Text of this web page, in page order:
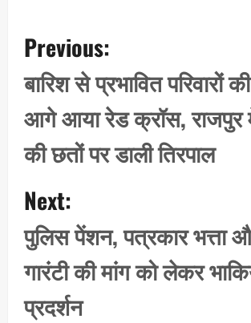
o
s
t
n
a
v
i
g
a
t
i
o
Previous:
बारिश से प्रभावित परिवारों
आगे आया रेड क्रॉस, राजपुर
की छतों पर डाली तिरपाल
Next:
पुलिस पेंशन, पत्रकार भत्ता
गारंटी की मांग को लेकर
प्रदर्शन